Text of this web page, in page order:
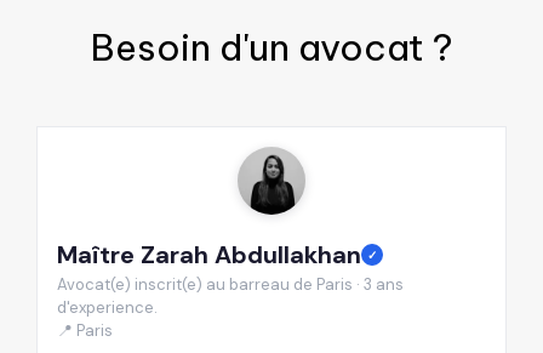
Besoin d'un avocat ?
Maître Zarah Abdullakhan ✓
Avocat(e) inscrit(e) au barreau de Paris · 3 ans
d'experience.
📍 Paris